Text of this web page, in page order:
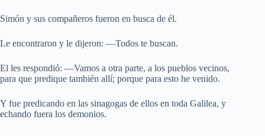
Simón y sus compañeros fueron en busca de él.
Le encontraron y le dijeron: —Todos te buscan.
El les respondió: —Vamos a otra parte, a los pueblos vecinos,
para que predique también allí; porque para esto he venido.
Y fue predicando en las sinagogas de ellos en toda Galilea, y
echando fuera los demonios.